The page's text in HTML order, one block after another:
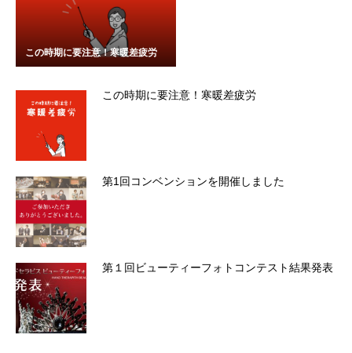
この時期に要注意！寒暖差疲労
この時期に要注意！寒暖差疲労
第1回コンベンションを開催しました
第１回ビューティーフォトコンテスト結果発表